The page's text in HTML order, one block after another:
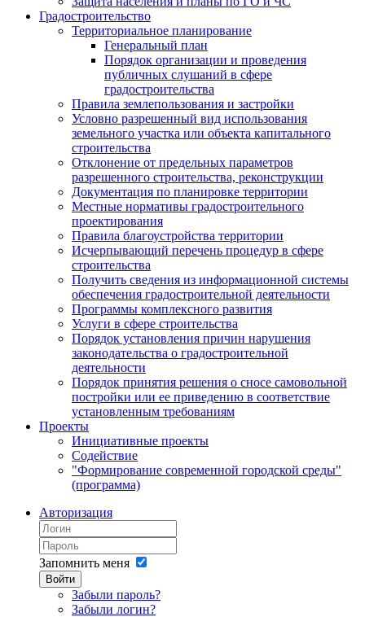
Градостроительство
Территориальное планирование
Генеральный план
Порядок организации и проведения
публичных слушаний в сфере
градостроительства
Правила землепользования и застройки
Условно разрешенный вид использования
земельного участка или объекта капитального
строительства
Отклонение от предельных параметров
разрешенного строительства, реконструкции
Документация по планировке территории
Местные нормативы градостроительного
проектирования
Правила благоустройства территории
Исчерпывающий перечень процедур в сфере
строительства
Получить сведения из информационной системы
обеспечения градостроительной деятельности
Программы комплексного развития
Услуги в сфере строительства
Порядок установления причин нарушения
законодательства о градостроительной
деятельности
Порядок принятия решения о сносе самовольной
постройки или ее приведению в соответствие
установленным требованиям
Проекты
Инициативные проекты
Содействие
"Формирование современной городской среды"
(программа)
Авторизация
Запомнить меня
Войти
Забыли пароль?
Забыли логин?